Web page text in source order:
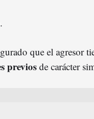
.
que el agresor
previos de carácter